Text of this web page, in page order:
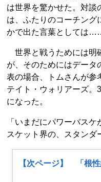
は世界を驚かせた。対談
は、ふたりのコーチング
かで出た言葉としては
世界と戦うためには明
が、そのためにはデータ
表の場合、トムさんが参
テイト・ウォリアーズ。
になった。
「いまだにパワーバス
スケット界の、スタンダ
【次ページ】 「根